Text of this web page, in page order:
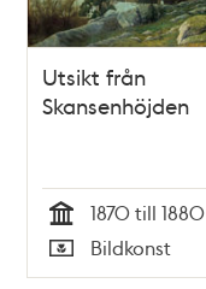
Utsikt från
Skansenhöjden
Tid
1870 till 1880
Typ
Bildkonst